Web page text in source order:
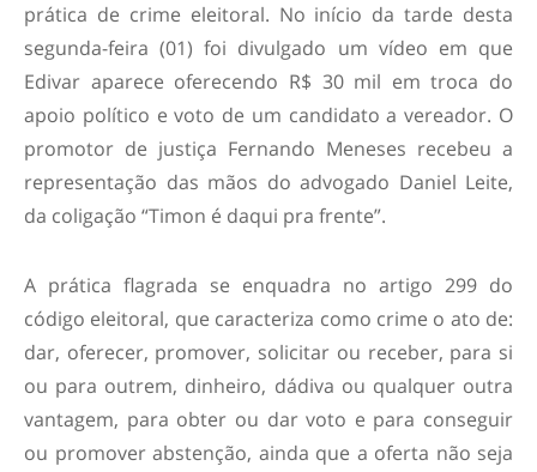
prática de crime eleitoral. No início da tarde desta
segunda-feira (01) foi divulgado um vídeo em que
Edivar aparece oferecendo R$ 30 mil em troca do
apoio político e voto de um candidato a vereador. O
promotor de justiça Fernando Meneses recebeu a
representação das mãos do advogado Daniel Leite,
da coligação “Timon é daqui pra frente”.
A prática flagrada se enquadra no artigo 299 do
código eleitoral, que caracteriza como crime o ato de:
dar, oferecer, promover, solicitar ou receber, para si
ou para outrem, dinheiro, dádiva ou qualquer outra
vantagem, para obter ou dar voto e para conseguir
ou promover abstenção, ainda que a oferta não seja